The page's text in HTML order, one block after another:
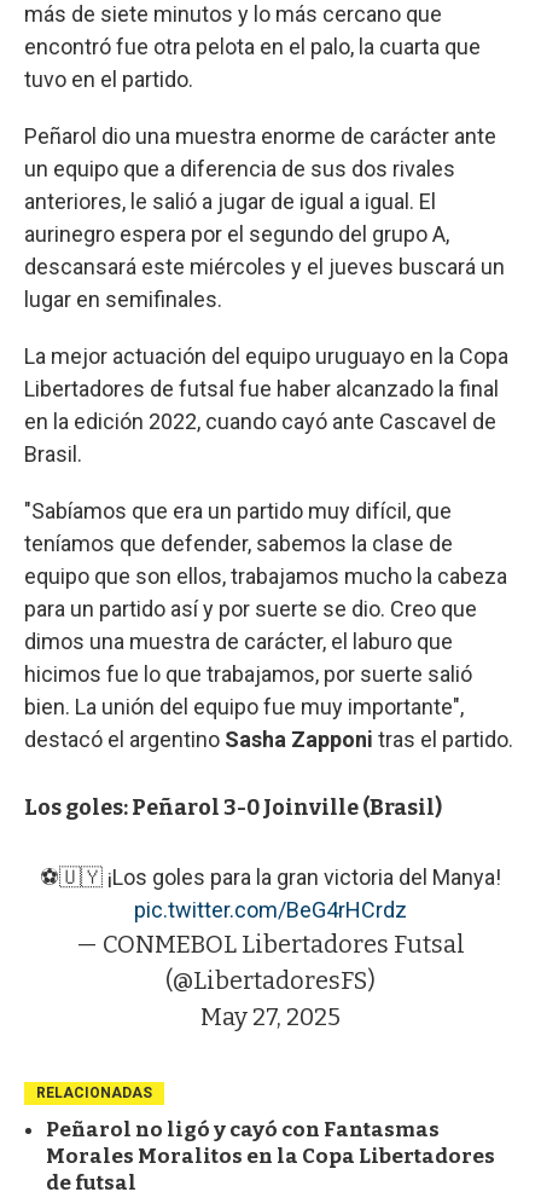
más de siete minutos y lo más cercano que
encontró fue otra pelota en el palo, la cuarta que
tuvo en el partido.
Peñarol dio una muestra enorme de carácter ante
un equipo que a diferencia de sus dos rivales
anteriores, le salió a jugar de igual a igual. El
aurinegro espera por el segundo del grupo A,
descansará este miércoles y el jueves buscará un
lugar en semifinales.
La mejor actuación del equipo uruguayo en la Copa
Libertadores de futsal fue haber alcanzado la final
en la edición 2022, cuando cayó ante Cascavel de
Brasil.
"Sabíamos que era un partido muy difícil, que
teníamos que defender, sabemos la clase de
equipo que son ellos, trabajamos mucho la cabeza
para un partido así y por suerte se dio. Creo que
dimos una muestra de carácter, el laburo que
hicimos fue lo que trabajamos, por suerte salió
bien. La unión del equipo fue muy importante",
destacó el argentino Sasha Zapponi tras el partido.
Los goles: Peñarol 3-0 Joinville (Brasil)
⚽🇺🇾 ¡Los goles para la gran victoria del Manya!
pic.twitter.com/BeG4rHCrdz
— CONMEBOL Libertadores Futsal
(@LibertadoresFS)
May 27, 2025
RELACIONADAS
Peñarol no ligó y cayó con Fantasmas
Morales Moralitos en la Copa Libertadores
de futsal